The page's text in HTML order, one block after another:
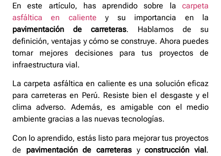
En este artículo, has aprendido sobre la carpeta
asfáltica en caliente y su importancia en la
pavimentación de carreteras. Hablamos de su
definición, ventajas y cómo se construye. Ahora puedes
tomar mejores decisiones para tus proyectos de
infraestructura vial.
La carpeta asfáltica en caliente es una solución eficaz
para carreteras en Perú. Resiste bien el desgaste y el
clima adverso. Además, es amigable con el medio
ambiente gracias a las nuevas tecnologías.
Con lo aprendido, estás listo para mejorar tus proyectos
de pavimentación de carreteras yconstrucción vial.